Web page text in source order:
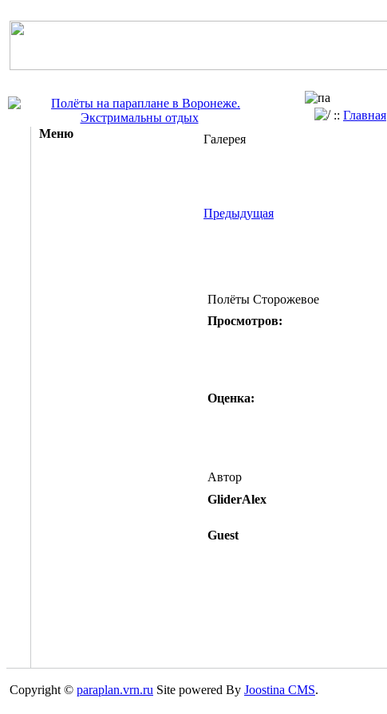
:: Главная
Меню
Галерея
Предыдущая
Полёты Сторожевое
Просмотров:
Оценка:
Автор
GliderAlex
Guest
Copyright © paraplan.vrn.ru Site powered By Joostina CMS.